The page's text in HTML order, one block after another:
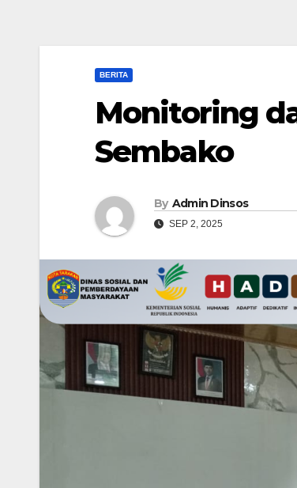
BERITA
Monitoring
Sembako
By Admin Dinsos
SEP 2, 2025